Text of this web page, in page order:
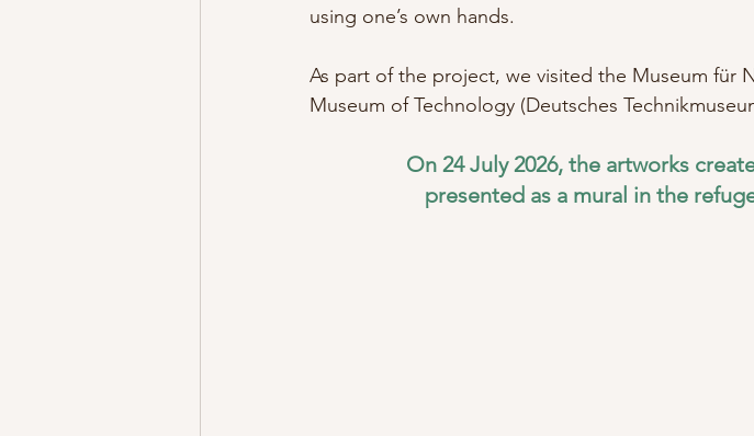
using one’s own hands.
As part of the project, we visited the Museum für
Museum of Technology (Deutsches
On 24 July 2026, the artworks
presented as a mural in the